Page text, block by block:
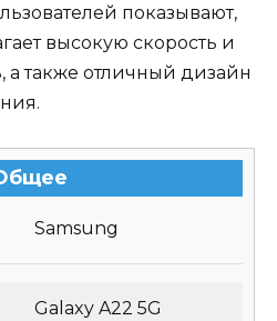
показывают,
высокую скорость и
а также отличный дизайн
Samsung
Galaxy A22 5G